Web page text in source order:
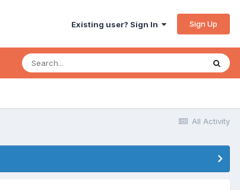
Existing user? Sign In Sign Up
All Activity